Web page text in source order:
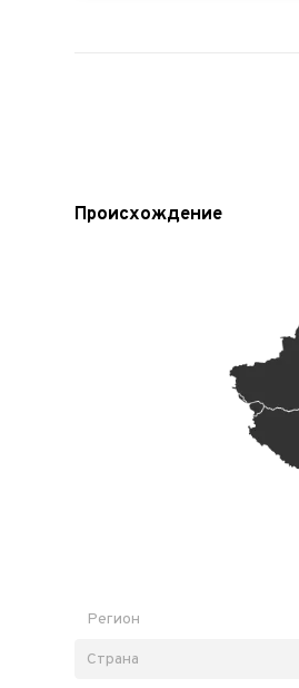
Происхождение
Регион
Страна